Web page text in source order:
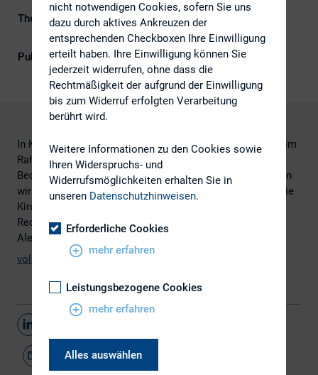
Themengebiet
ESG (inkl. Nachhaltigkeit &
Governance)
Publikationsform
Externe Publikationen
In Krisenzeiten wie dieser gewinnt die Dividendenrendite im
Rahmen von Investitionsentscheidungen wieder an
Bedeutung. Doch welche entscheidenden Einflussfaktoren
wirken auf die Ausschüttungspolitik? Dieser Frage sind die
Kirchhoff Consult AG (München) und der Lehrstuhl für
Rechnungswesen und Controlling an der Friedrich-
Alexander-Universität Erlangen-Nürnberg nachgegangen.
vollständige Studie
nicht notwendigen Cookies, sofern Sie uns
dazu durch aktives Ankreuzen der
entsprechenden Checkboxen Ihre Einwilligung
erteilt haben. Ihre Einwilligung können Sie
jederzeit widerrufen, ohne dass die
Rechtmäßigkeit der aufgrund der Einwilligung
bis zum Widerruf erfolgten Verarbeitung
berührt wird.
Weitere Informationen zu den Cookies sowie
Ihren Widerspruchs- und
Widerrufsmöglichkeiten erhalten Sie in
unseren Datenschutzhinweisen.
Erforderliche Cookies
mehr erfahren
Leistungsbezogene Cookies
mehr erfahren
Alles auswählen